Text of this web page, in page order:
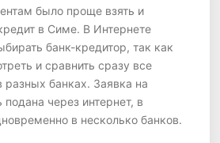
было проще взять и
в Симе. В Интернете
банк-кредитор, так как
и сравнить сразу все
разных банках. Заявка на
через интернет, в
в несколько банков.